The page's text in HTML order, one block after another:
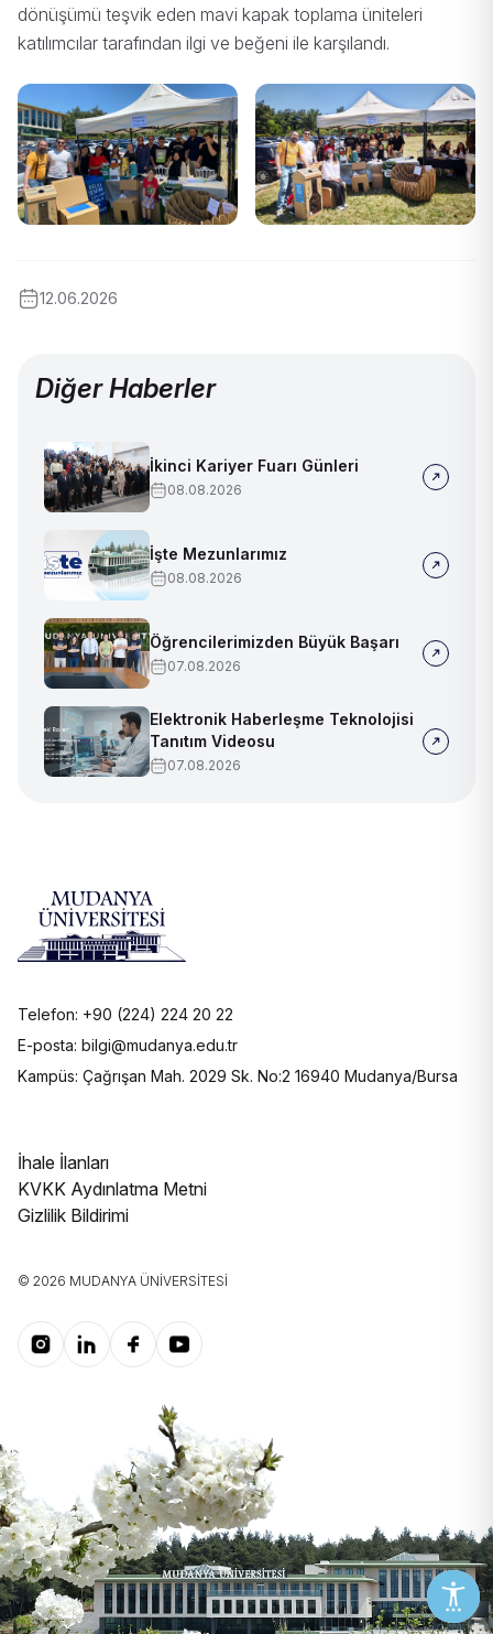
dönüşümü teşvik eden mavi kapak toplama üniteleri
katılımcılar tarafından ilgi ve beğeni ile karşılandı.
12.06.2026
Diğer Haberler
İkinci Kariyer Fuarı Günleri
08.08.2026
İşte Mezunlarımız
08.08.2026
Öğrencilerimizden Büyük Başarı
07.08.2026
Elektronik Haberleşme Teknolojisi
Tanıtım Videosu
07.08.2026
Telefon: +90 (224) 224 20 22
E-posta: bilgi@mudanya.edu.tr
Kampüs: Çağrışan Mah. 2029 Sk. No:2 16940 Mudanya/Bursa
İhale İlanları
KVKK Aydınlatma Metni
Gizlilik Bildirimi
© 2026 MUDANYA ÜNIVERSITESI